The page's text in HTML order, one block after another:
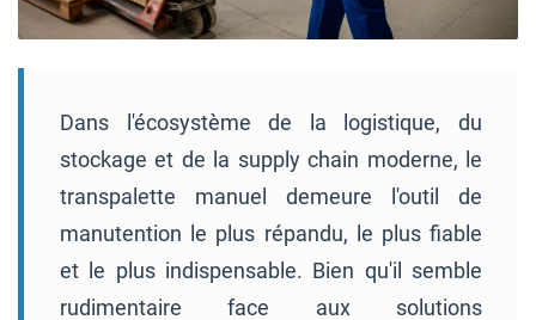
Dans l'écosystème de la logistique, du
stockage et de la supply chain moderne, le
transpalette manuel demeure l'outil de
manutention le plus répandu, le plus fiable
et le plus indispensable. Bien qu'il semble
rudimentaire face aux solutions